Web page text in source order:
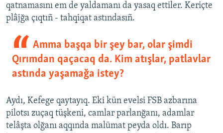
qatnamasını em de yaldamanı da yasaq ettiler. Keriçte
plâjğa çıqtıñ - tahqiqat astındasıñ.
Amma başqa bir şey bar, olar şimdi
Qırımdan qaçacaq da. Kim atışlar, patlavlar
astında yaşamağa istey?
Aydı, Kefege qaytayıq. Eki kün evelsi FSB azbarına
pilotsı zuçaq tüşkeni, camlar parlanğanı, adamlar
telâşta olğanı aqqında malümat peyda oldı. Barıp